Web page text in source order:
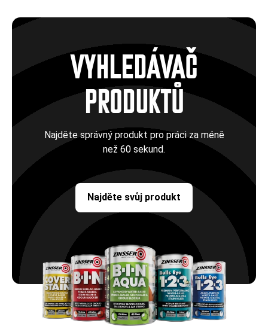
VYHLEDÁVAČ
PRODUKTŮ
Najděte správný produkt pro práci za méně
než 60 sekund.
Najděte svůj produkt